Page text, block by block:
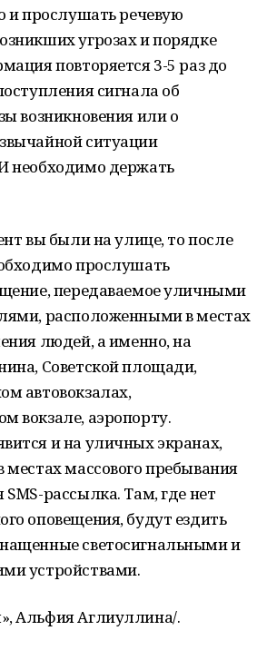
и прослушать речевую
угрозах и порядке
повторяется 3-5 раз до
сигнала об
возникновения или о
ситуации
необходимо держать
вы были на улице, то после
прослушать
передаваемое уличными
расположенными в местах
людей, а именно, на
Советской площади,
автовокзалах,
вокзале, аэропорту.
и на уличных экранах,
местах массового пребывания
рассылка. Там, где нет
оповещения, будут ездить
светосигнальными и
устройствами.
Альфия Аглиуллина/.